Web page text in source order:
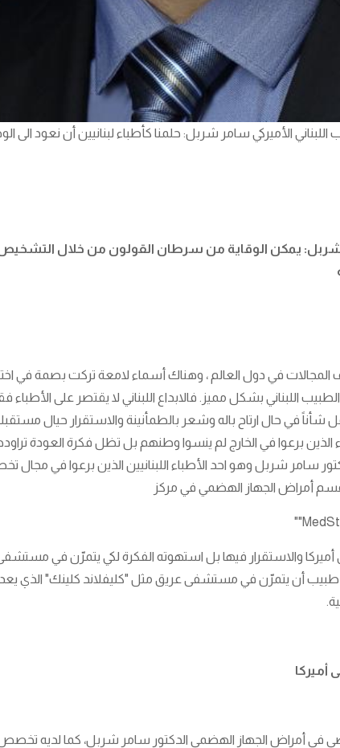
اللبناني الأميركي سامر شربل: حلمنا كأطباء لبنانيين أن نعود الى
شربل: يمكن الوقاية من سرطان القولون من خلال
المجالات في دول العالم ، وهناك أسماء لامعة تركت بصمة في
اللبناني بشكل مميز. فالابداع اللبناني لا يقتصر على الأطباء
شأناً في حال ارتاح باله وشعر بالطمأنينة والاستقرار حيال
الذين برعوا في الخارج لم ينسوا وطنهم بل تظل فكرة العودة
سامر شربل وهو احد الأطباء اللبنانيين الذين برعوا في
قسم أمراض الجهاز الهضمي في مركز
أميركا والاستقرار فيها بل استهوته الفكرة لكي يتمرّن في
أن يتمرّن في مستشفى عريق مثل "كليفلاند كلينك" الذي
أميركا
في أمراض الجهاز الهضمي الدكتور سامر شربل، كما لديه